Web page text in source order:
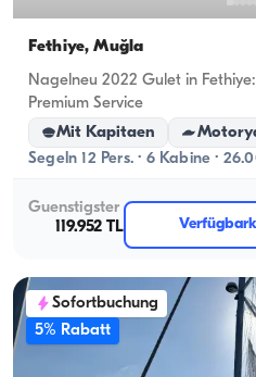
Fethiye, Muğla
Nagelneu 2022 Gulet in
Premium Service
Mit Kapitaen
Segeln 12 Pers. · 6 Kabine ·
Guenstigster
119.952 TL
Sofortbuchung
5% Rabatt